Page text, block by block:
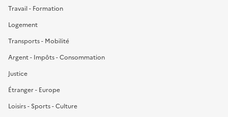
Travail - Formation
Logement
Transports - Mobilité
Argent - Impôts - Consommation
Justice
Étranger - Europe
Loisirs - Sports - Culture